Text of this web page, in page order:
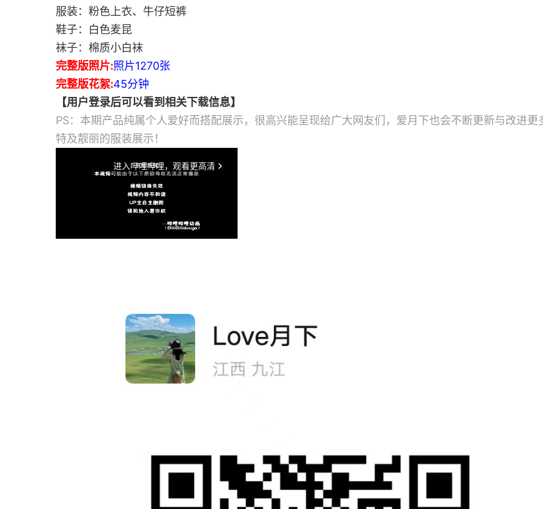
服装：粉色上衣、牛仔短裤
鞋子：白色麦昆
袜子：棉质小白袜
完整版照片:照片1270张
完整版花絮:45分钟
【用户登录后可以看到相关下载信息】
PS：本期产品纯属个人爱好而搭配展示，很高兴能呈现给广大网友们，爱月下也会不断更新与改进更
特及靓丽的服装展示！